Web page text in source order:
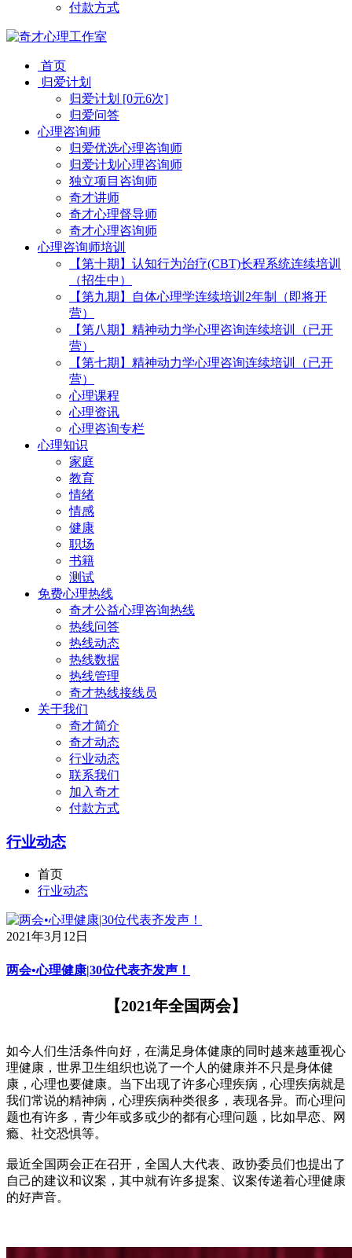
付款方式
首页
归爱计划
归爱计划 [0元6次]
归爱问答
心理咨询师
归爱优选心理咨询师
归爱计划心理咨询师
独立项目咨询师
奇才讲师
奇才心理督导师
奇才心理咨询师
心理咨询师培训
【第十期】认知行为治疗(CBT)长程系统连续培训
（招生中）
【第九期】自体心理学连续培训2年制（即将开
营）
【第八期】精神动力学心理咨询连续培训（已开
营）
【第七期】精神动力学心理咨询连续培训（已开
营）
心理课程
心理资讯
心理咨询专栏
心理知识
家庭
教育
情绪
情感
健康
职场
书籍
测试
免费心理热线
奇才公益心理咨询热线
热线问答
热线动态
热线数据
热线管理
奇才热线接线员
关于我们
奇才简介
奇才动态
行业动态
联系我们
加入奇才
付款方式
行业动态
首页
行业动态
2021年3月12日
两会•心理健康|30位代表齐发声！
【2021年全国两会】
如今人们生活条件向好，在满足身体健康的同时越来越重视心
理健康，世界卫生组织也说了一个人的健康并不只是身体健
康，心理也要健康。当下出现了许多心理疾病，心理疾病就是
我们常说的精神病，心理疾病种类很多，表现各异。而心理问
题也有许多，青少年或多或少的都有心理问题，比如早恋、网
瘾、社交恐惧等。
最近全国两会正在召开，全国人大代表、政协委员们也提出了
自己的建议和议案，其中就有许多提案、议案传递着心理健康
的好声音。